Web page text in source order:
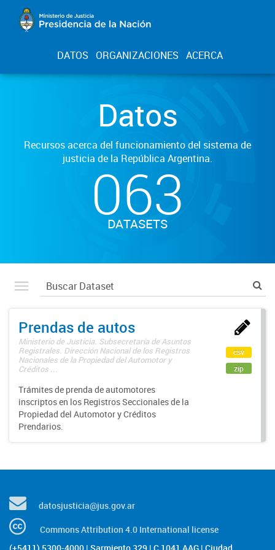
DATOS ORGANIZACIONES ACERCA
Datos
Recursos acerca del funcionamiento del sistema de
justicia de la República Argentina.
063
DATASETS
Prendas de autos
Ministerio de Justicia. Subsecretaría de Asuntos
Registrales. Dirección Nacional de los Registros
Nacionales de la Propiedad del Automotor y
Créditos ...
Trámites de prenda de automotores
inscriptos en los Registros Seccionales de la
Propiedad del Automotor y Créditos
Prendarios.
csv
zip
datosjusticia@jus.gov.ar
Commons Attribution 4.0 International license